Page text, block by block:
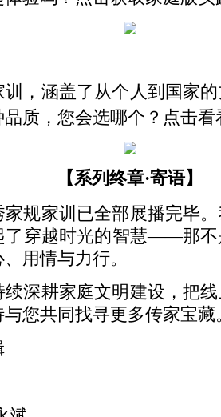
，涵盖了从个人到国家
质，您会选哪个？点击看
【系列终章·寄语】
家规家训已全部展播完毕
了穿越时光的智慧——那不
用情与力行。
续深耕家庭文明建设，把
您共同找寻更多传家宝藏